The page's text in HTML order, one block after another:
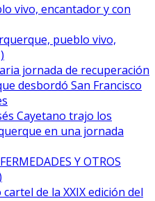
vivo, encantador y con
pueblo vivo,
jornada de recuperación
desbordó San Francisco
Cayetano trajo los
en una jornada
Y OTROS
de la XXIX edición del